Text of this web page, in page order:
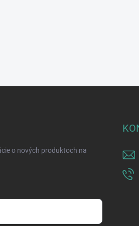
o nových produktoch na